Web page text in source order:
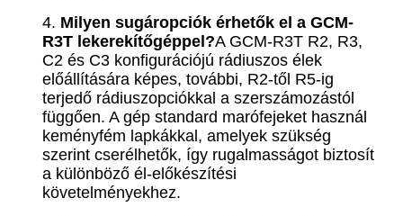
4. Milyen sugáropciók érhetők el a GCM-
R3T lekerekítőgéppel?A GCM-R3T R2, R3,
C2 és C3 konfigurációjú rádiuszos élek
előállítására képes, további, R2-től R5-ig
terjedő rádiuszopciókkal a szerszámozástól
függően. A gép standard marófejeket használ
keményfém lapkákkal, amelyek szükség
szerint cserélhetők, így rugalmasságot biztosít
a különböző él-előkészítési
követelményekhez.